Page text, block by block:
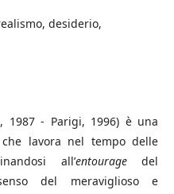
desiderio,
1987 - Parigi, 1996) è una
lavora nel tempo delle
all’entouragedel
del meraviglioso e